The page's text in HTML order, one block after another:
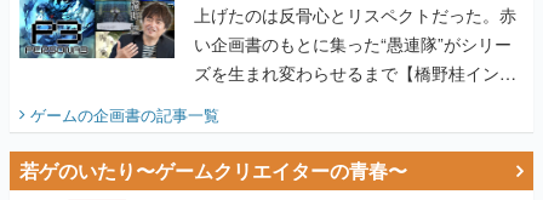
上げたのは反骨心とリスペクトだった。赤
い企画書のもとに集った“愚連隊”がシリー
ズを生まれ変わらせるまで【橋野桂インタ
ゲームの企画書の記事一覧
若ゲのいたり〜ゲームクリエイターの青春〜